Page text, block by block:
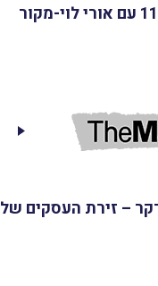
– זירת העסקים של